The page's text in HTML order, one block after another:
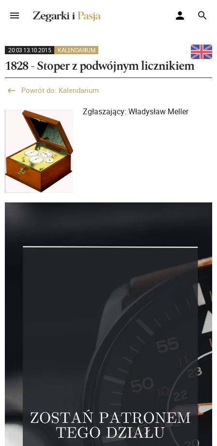
20:03 13.10.2015 KALENDARIUM
1828 - Stoper z podwójnym licznikiem
Powrót do: Kalendarium
Zgłaszający: Władysław Meller